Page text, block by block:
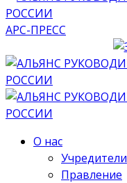
АРС-ПРЕСС
О нас
Учредители
Правление